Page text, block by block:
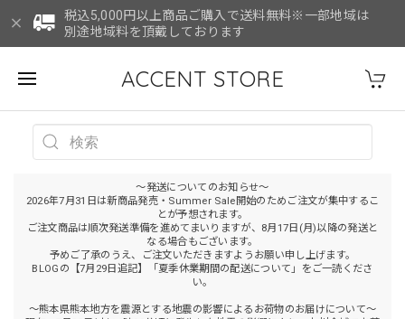
税込5,000円以上商品ご購入で送料無料※一部地域は
別途地域料を頂戴しております
ACCENT STORE
～発送についてのお知らせ～
2026年7月31日は新商品発売・Summer Sale開始のためご注文が集中するこ
とが予想されます。
ご注文商品は順次発送準備を進めてまいりますが、8月17日(月)以降の発送と
なる場合もございます。
予めご了承のうえ、ご注文いただきますようお願い申し上げます。
BLOGの【7月29日追記】「夏季休業期間の配送について」をご一読くださ
い。
～熊本県熊本地方を震源とする地震の影響によるお荷物のお届けについて～